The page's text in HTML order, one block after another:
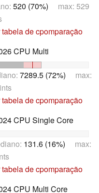
520 (70%) max: 529
de cpomparação
CPU Multi
7289.5 (72%) max:
de cpomparação
CPU Single Core
131.6 (16%) max:
de cpomparação
CPU Multi Core